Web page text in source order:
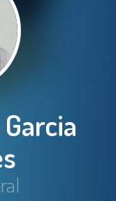
Garcia